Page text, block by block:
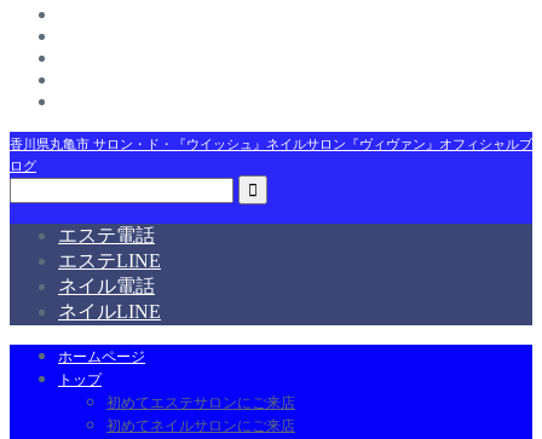
香川県丸亀市 サロン・ド・『ウイッシュ』ネイルサロン『ヴィヴァン』オフィシャルブ
ログ
エステ電話
エステLINE
ネイル電話
ネイルLINE
ホームページ
トップ
初めてエステサロンにご来店
初めてネイルサロンにご来店